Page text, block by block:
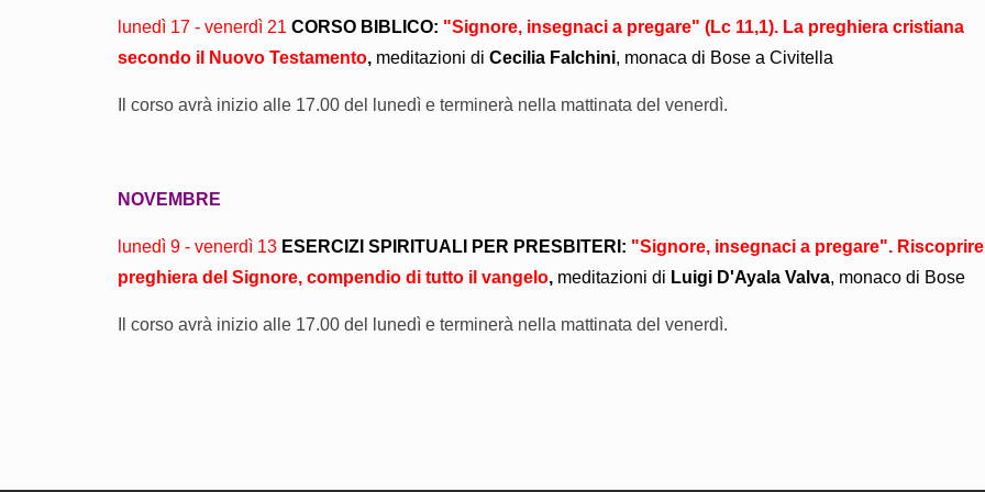
lunedì 17 - venerdì 21 CORSO BIBLICO: "Signore, insegnaci a pregare" (Lc 11,1). La preghiera cristiana
secondo il Nuovo Testamento, meditazioni di Cecilia Falchini, monaca di Bose a Civitella
Il corso avrà inizio alle 17.00 del lunedì e terminerà nella mattinata del venerdì.
NOVEMBRE
lunedì 9 - venerdì 13 ESERCIZI SPIRITUALI PER PRESBITERI: "Signore, insegnaci a pregare".
preghiera del Signore, compendio di tutto il vangelo, meditazioni di Luigi D'Ayala Valva, monaco di Bose
Il corso avrà inizio alle 17.00 del lunedì e terminerà nella mattinata del venerdì.